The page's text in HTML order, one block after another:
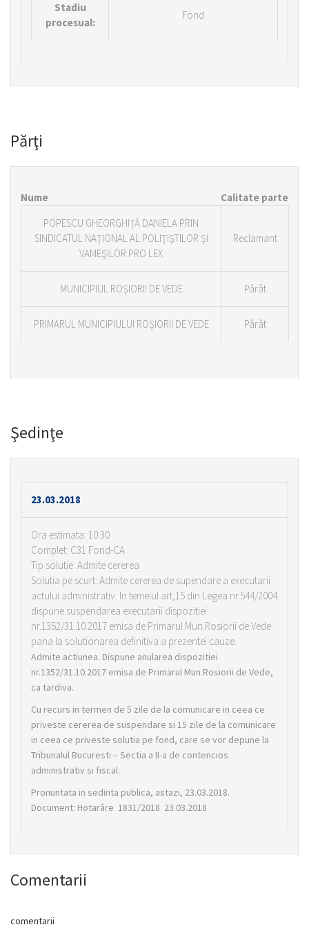
Stadiu
procesual:
Fond
Părţi
Nume
Calitate parte
POPESCU GHEORGHIŢĂ DANIELA PRIN
SINDICATUL NAŢIONAL AL POLIŢIŞTILOR ŞI
VAMEŞILOR PRO LEX
Reclamant
MUNICIPIUL ROŞIORII DE VEDE Pârât
PRIMARUL MUNICIPIULUI ROŞIORII DE VEDE Pârât
Şedinţe
23.03.2018
Ora estimata: 10:30
Complet: C31 Fond-CA
Tip solutie: Admite cererea
Solutia pe scurt: Admite cererea de supendare a executarii
actului administrativ. In temeiul art,15 din Legea nr.544/2004
dispune suspendarea executarii dispozitiei
nr.1352/31.10.2017 emisa de Primarul Mun.Rosiorii de Vede
pana la solutionarea definitiva a prezentei cauze.
Admite actiunea. Dispune anularea dispozitiei
nr.1352/31.10.2017 emisa de Primarul Mun.Rosiorii de Vede,
ca tardiva.
Cu recurs in termen de 5 zile de la comunicare in ceea ce
priveste cererea de suspendare si 15 zile de la comunicare
in ceea ce priveste solutia pe fond, care se vor depune la
Tribunalul Bucuresti – Sectia a II-a de contencios
administrativ si fiscal.
Pronuntata in sedinta publica, astazi, 23.03.2018.
Document: Hotarâre 1831/2018 23.03.2018
Comentarii
comentarii